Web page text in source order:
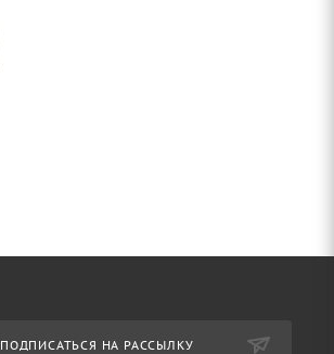
ПОДПИСАТЬСЯ НА РАССЫЛКУ